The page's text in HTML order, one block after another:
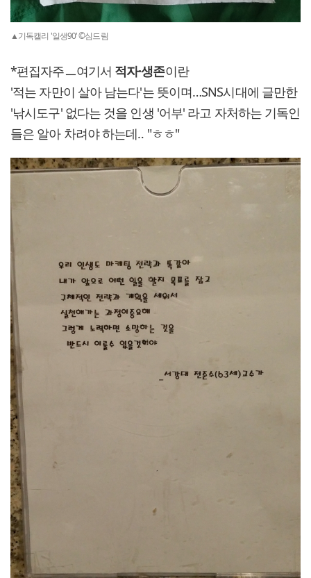
▲기독캘리 '일생90' ©심드림
*편집자주ㅡ여기서 적자·생존이란
'적는 자만이 살아 남는다'는 뜻이며…SNS시대에 글만한
'낚시도구' 없다는 것을 인생 '어부' 라고 자처하는 기독인
들은 알아 차려야 하는데‥ "ㅎㅎ"